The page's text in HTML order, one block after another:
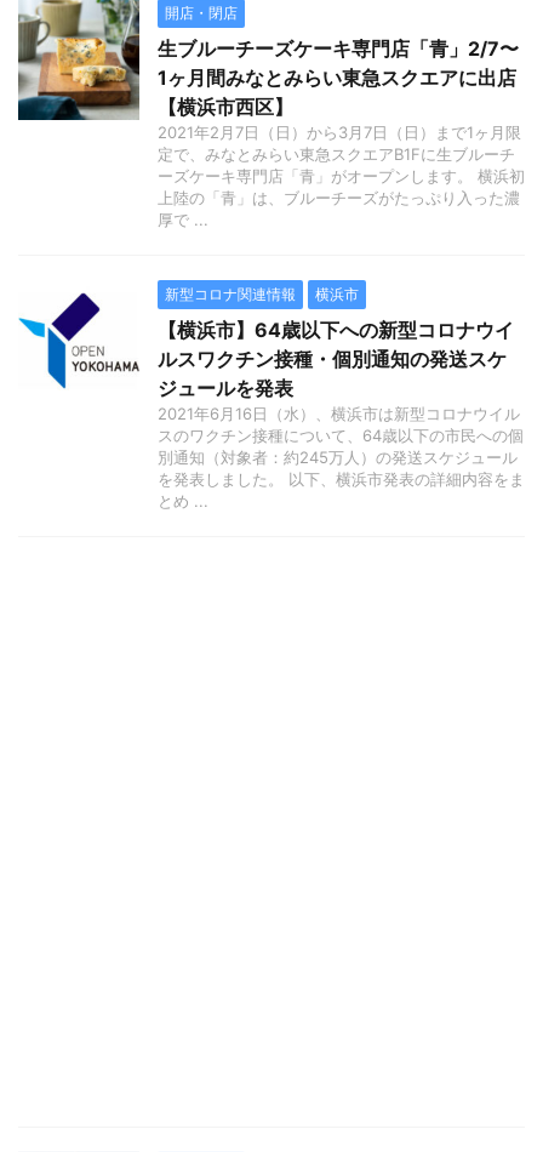
開店・閉店
生ブルーチーズケーキ専門店「青」2/7〜
1ヶ月間みなとみらい東急スクエアに出店
【横浜市西区】
2021年2月7日（日）から3月7日（日）まで1ヶ月限
定で、みなとみらい東急スクエアB1Fに生ブルーチ
ーズケーキ専門店「青」がオープンします。 横浜初
上陸の「青」は、ブルーチーズがたっぷり入った濃
厚で ...
新型コロナ関連情報 横浜市
【横浜市】64歳以下への新型コロナウイ
ルスワクチン接種・個別通知の発送スケ
ジュールを発表
2021年6月16日（水）、横浜市は新型コロナウイル
スのワクチン接種について、64歳以下の市民への個
別通知（対象者：約245万人）の発送スケジュール
を発表しました。 以下、横浜市発表の詳細内容をま
とめ ...